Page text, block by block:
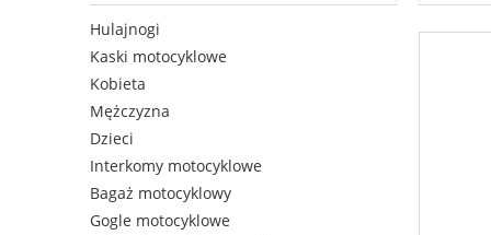
Hulajnogi
Kaski motocyklowe
Kobieta
Mężczyzna
Dzieci
Interkomy motocyklowe
Bagaż motocyklowy
Gogle motocyklowe